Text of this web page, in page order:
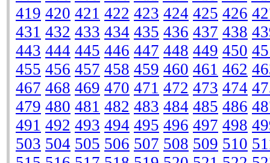
419 420 421 422 423 424 425 426
431 432 433 434 435 436 437 438
443 444 445 446 447 448 449 450
455 456 457 458 459 460 461 462
467 468 469 470 471 472 473 474
479 480 481 482 483 484 485 486
491 492 493 494 495 496 497 498
503 504 505 506 507 508 509 510